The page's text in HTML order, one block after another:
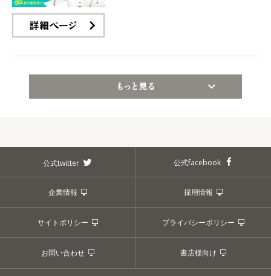
公式twitter 公式facebook
企業情報 採用情報
サイトポリシー プライバシーポリシー
お問い合わせ 書店様向け